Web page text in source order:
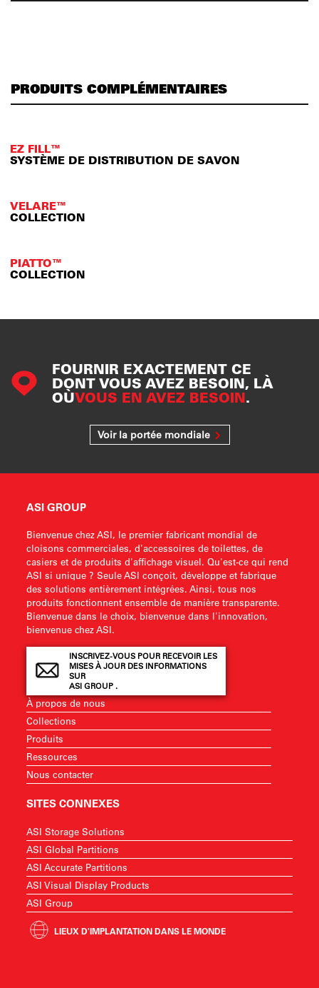
PRODUITS COMPLÉMENTAIRES
EZ FILL™
SYSTÈME DE DISTRIBUTION DE SAVON
VELARE™
COLLECTION
PIATTO™
COLLECTION
FOURNIR EXACTEMENT CE
DONT VOUS AVEZ BESOIN, LÀ
OÙVOUS EN AVEZ BESOIN.
Voir la portée mondiale
ASI GROUP
Bienvenue chez ASI, le premier fabricant mondial de
cloisons commerciales, d'accessoires de toilettes, de
casiers et de produits d'affichage visuel. Qu'est-ce qui rend
ASI si unique ? Seule ASI conçoit, développe et fabrique
des solutions entièrement intégrées. Ainsi, tous nos
produits fonctionnent ensemble de manière transparente.
Bienvenue dans le choix, bienvenue dans l'innovation,
bienvenue chez ASI.
INSCRIVEZ-VOUS POUR RECEVOIR LES
MISES À JOUR DES INFORMATIONS
SUR
ASI GROUP .
À propos de nous
Collections
Produits
Ressources
Nous contacter
SITES CONNEXES
ASI Storage Solutions
ASI Global Partitions
ASI Accurate Partitions
ASI Visual Display Products
ASI Group
LIEUX D'IMPLANTATION DANS LE MONDE